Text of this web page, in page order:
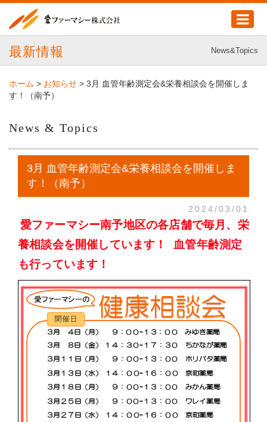
最新情報 News&Topics
ホーム > お知らせ > 3月 血管年齢測定会&栄養相談会を開催しま
す！（南予）
News & Topics
3月 血管年齢測定会&栄養相談会を開催しま
す！（南予）
2024/03/01
愛ファーマシー南予地区の各店舗で毎月、栄
養相談会を開催しています！
血管年齢測定
も行っています！